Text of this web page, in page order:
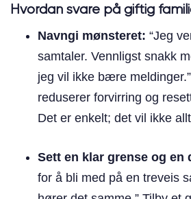
Hvordan svare på giftig
Navngi mønsteret: “Jeg
samtaler. Vennligst snakk
jeg vil ikke bære
reduserer forvirring og
Det er enkelt; det vil ikke
Sett en klar grense og en
for å bli med på en treveis